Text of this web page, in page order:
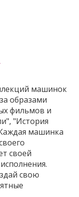
машинок
образами
фильмов и
"История
машинка
своей
свою